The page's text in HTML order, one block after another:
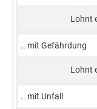
.. mit Gefährdung
.. mit Unfall